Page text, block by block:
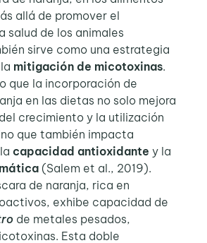
allá de promover el
salud de los animales
sirve como una estrategia
mitigación de micotoxinas.
que la incorporación de
en las dietas no solo mejora
crecimiento y la utilización
que también impacta
capacidad antioxidante y la
(Salem et al., 2019).
de naranja, rica en
exhibe capacidad de
de metales pesados,
Esta doble